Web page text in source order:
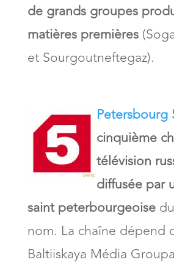
de grands groupes
matières premières
et Sourgoutneftegaz).
Petersbourg
cinquième
télévision
diffusée par
saint peterbourgeoise
nom. La chaîne dépend
Baltiiskaya Média